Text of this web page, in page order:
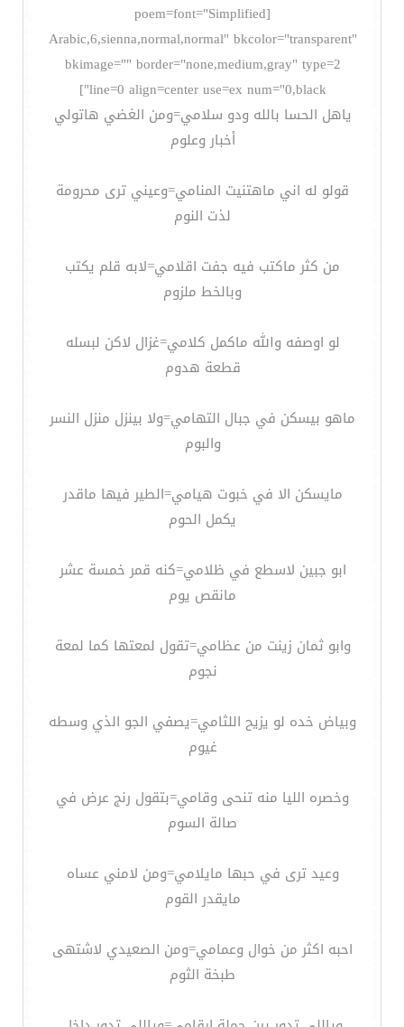
[poem=font="Simplified
Arabic,6,sienna,normal,normal" bkcolor="transparent"
bkimage="" border="none,medium,gray" type=2
line=0 align=center use=ex num="0,black"]
ياهل الحسا بالله ودو سلامي=ومن الغضي هاتولي
أخبار وعلوم
قولو له اني ماهتنيت المنامي=وعيني ترى محرومة
لذت النوم
من كثر ماكتب فيه جفت اقلامي=لابه قلم يكتب
وبالخط ملزوم
لو اوصفه والله ماكمل كلامي=غزال لاكن لبسله
قطعة هدوم
ماهو بيسكن في جبال التهامي=ولا بينزل منزل النسر
والبوم
مايسكن الا في خبوت هيامي=الطير فيها ماقدر
يكمل الحوم
ابو جبين لاسطع في ظلامي=كنه قمر خمسة عشر
مانقص يوم
وابو ثمان زينت من عظامي=تقول لمعتها كما لمعة
نجوم
وبياض خده لو يزيح اللثامي=يصفي الجو الذي وسطه
غيوم
وخصره الليا منه تنحى وقامي=بتقول رنج عرض في
صالة السوم
وعيد ترى في حبها مايلامي=ومن لامني عساه
مايقدر القوم
احبه اكثر من خوال وعمامي=ومن الصعيدي لاشتهى
طبخة الثوم